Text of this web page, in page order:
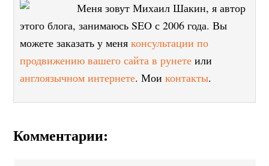
Меня зовут Михаил Шакин, я автор
этого блога, занимаюсь SEO с 2006 года. Вы
можете заказать у меняконсультации по
продвижению вашего сайта в рунете или
англоязычном интернете. Моиконтакты.
Комментарии: